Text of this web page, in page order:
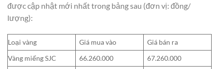
được cập nhật mới nhất trong bảng sau (đơn vị: đồng/
lượng):
Loại vàng Giá mua vào
Giá bán ra
Vàng miếng SJC
66.260.000
67.260.000